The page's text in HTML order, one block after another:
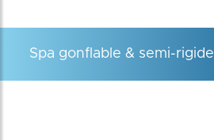
Spa gonflable & semi-rigide